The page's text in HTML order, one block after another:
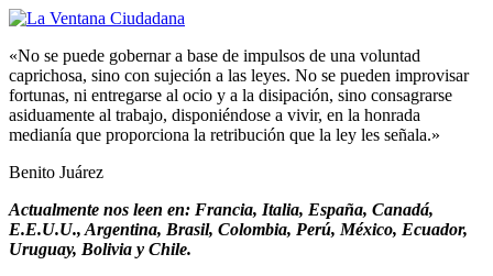
«No se puede gobernar a base de impulsos de una voluntad
caprichosa, sino con sujeción a las leyes. No se pueden improvisar
fortunas, ni entregarse al ocio y a la disipación, sino consagrarse
asiduamente al trabajo, disponiéndose a vivir, en la honrada
medianía que proporciona la retribución que la ley les señala.»
Benito Juárez
Actualmente nos leen en: Francia, Italia, España, Canadá,
E.E.U.U., Argentina, Brasil, Colombia, Perú, México, Ecuador,
Uruguay, Bolivia y Chile.